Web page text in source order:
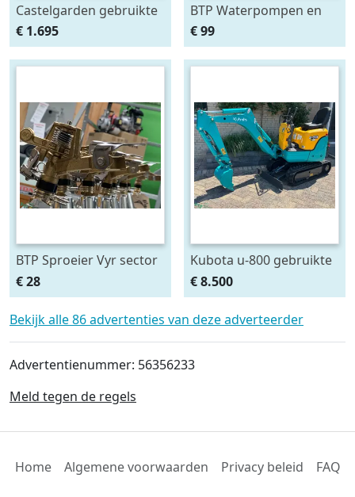
Castelgarden gebruikte
zitmaaier hydrostaat
briggs and stratton
108cm
€ 1.695
BTP Waterpompen en
sproeiers op voorraad
bij BTP waterpomp
beregening
€ 99
BTP Sproeier Vyr sector
beregening sproeier
Naan messing
€ 28
Kubota u-800 gebruikte
minigraver u800
graafmachine
€ 8.500
Bekijk alle 86 advertenties van deze adverteerder
Advertentienummer: 56356233
Meld tegen de regels
Home Algemene voorwaarden Privacy beleid FAQ